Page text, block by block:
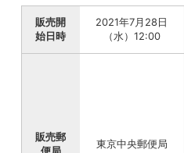
販売開
始日時
2021年7月28日
（水）12:00
販売郵
東京中央郵便局